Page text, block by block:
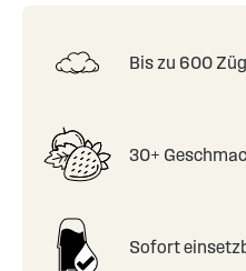
Bis zu 600
30+
Sofort